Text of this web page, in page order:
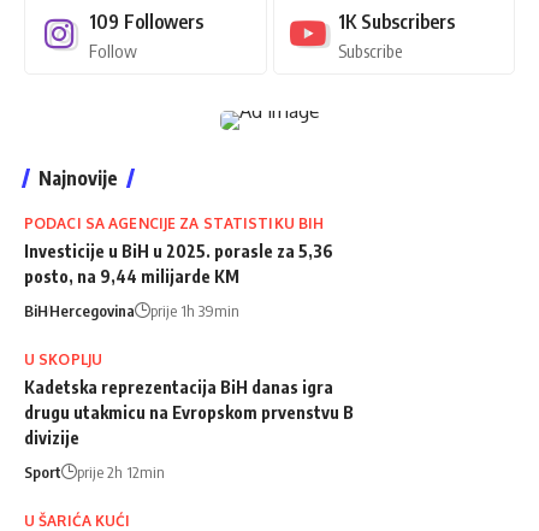
109 Followers
Follow
1K Subscribers
Subscribe
Najnovije
PODACI SA AGENCIJE ZA STATISTIKU BIH
Investicije u BiH u 2025. porasle za 5,36
posto, na 9,44 milijarde KM
BiHHercegovina prije 1h 39min
U SKOPLJU
Kadetska reprezentacija BiH danas igra
drugu utakmicu na Evropskom prvenstvu B
divizije
Sport prije 2h 12min
U ŠARIĆA KUĆI